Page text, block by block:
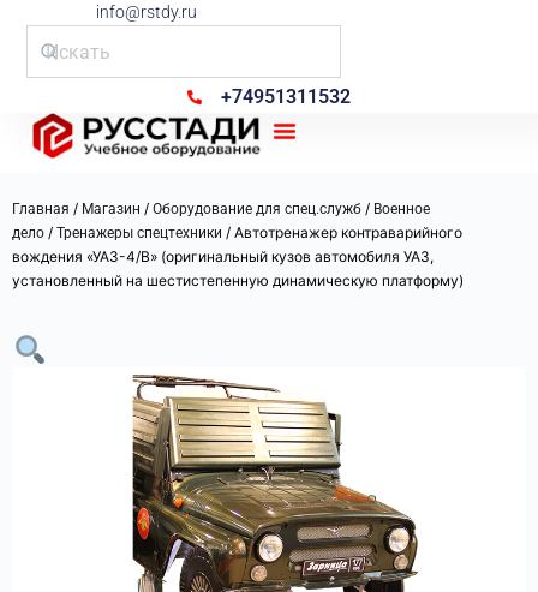
info@rstdy.ru
+74951311532
Главная / Магазин / Оборудование для спец.служб / Военное
дело / Тренажеры спецтехники / Автотренажер контраварийного
вождения «УАЗ-4/В» (оригинальный кузов автомобиля УАЗ,
установленный на шестистепенную динамическую платформу)